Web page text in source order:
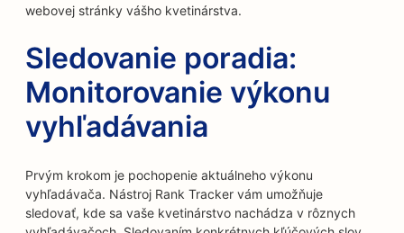
webovej stránky vášho kvetinárstva.
Sledovanie poradia:
Monitorovanie výkonu
vyhľadávania
Prvým krokom je pochopenie aktuálneho výkonu
vyhľadávača. Nástroj Rank Tracker vám umožňuje
sledovať, kde sa vaše kvetinárstvo nachádza v rôznych